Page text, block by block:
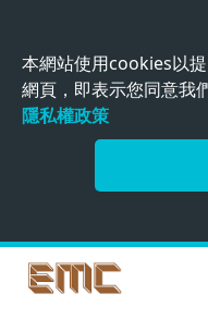
本網站使用cookies以
網頁，即表示您同意我
隱私權政策